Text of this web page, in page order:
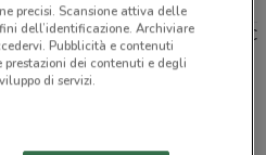
della città: lo trovi in Via Piave 6/C
Via N. Tommaseo 53
di banche assicurazioni e
precisi. Scansione attiva delle
dell’identificazione. Archiviare
Pubblicità e contenuti
dei contenuti e degli
di servizi.